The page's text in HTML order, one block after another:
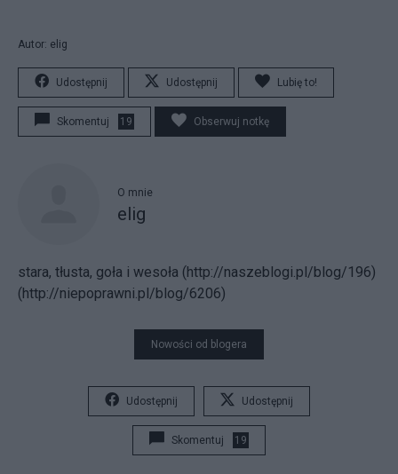
Autor: elig
Udostępnij Udostępnij Lubię to!
Skomentuj 19 Obserwuj notkę
O mnie
elig
stara, tłusta, goła i wesoła (http://naszeblogi.pl/blog/196)
(http://niepoprawni.pl/blog/6206)
Nowości od blogera
Udostępnij Udostępnij
Skomentuj 19